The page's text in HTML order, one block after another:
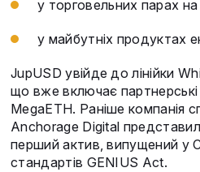
у торговельних парах
у майбутніх продуктах
JupUSD увійде до лінійки
що вже включає
MegaETH. Раніше компанія
Anchorage Digital
перший актив, випущений у
стандартів GENIUS Act.